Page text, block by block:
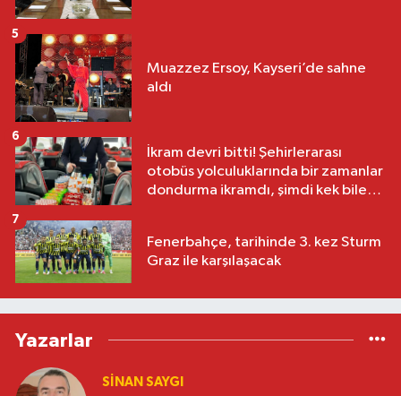
Muazzez Ersoy, Kayseri’de sahne
aldı
5
İkram devri bitti! Şehirlerarası
otobüs yolculuklarında bir zamanlar
dondurma ikramdı, şimdi kek bile
6
Fenerbahçe, tarihinde 3. kez Sturm
Graz ile karşılaşacak
7
Yazarlar
SINAN SAYGI